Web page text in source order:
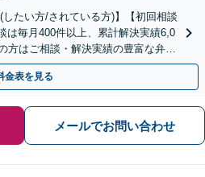
したい方/されている方)】【初回相談
は毎月400件以上、累計解決実績6,0
方はご相談・解決実績の豊富な弁護
い。
金表を見る
メールでお問い合わせ